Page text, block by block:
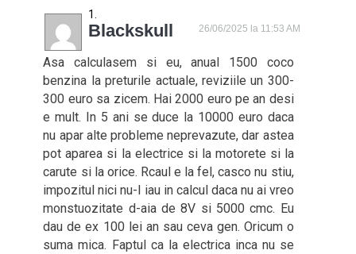
Blackskull 26/06/2025 la 11:53 AM
Asa calculasem si eu, anual 1500 coco
benzina la preturile actuale, reviziile un 300-
300 euro sa zicem. Hai 2000 euro pe an desi
e mult. In 5 ani se duce la 10000 euro daca
nu apar alte probleme neprevazute, dar astea
pot aparea si la electrice si la motorete si la
carute si la orice. Rcaul e la fel, casco nu stiu,
impozitul nici nu-l iau in calcul daca nu ai vreo
monstuozitate d-aia de 8V si 5000 cmc. Eu
dau de ex 100 lei an sau ceva gen. Oricum o
suma mica. Faptul ca la electrica inca nu se